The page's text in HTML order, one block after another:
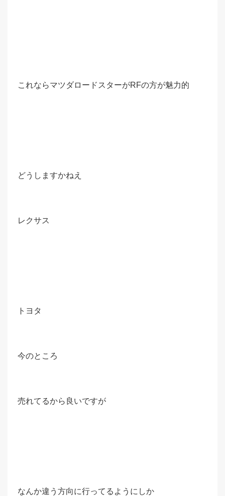
これならマツダロードスターがRFの方が魅力的
どうしますかねえ
レクサス
トヨタ
今のところ
売れてるから良いですが
なんか違う方向に行ってるようにしか